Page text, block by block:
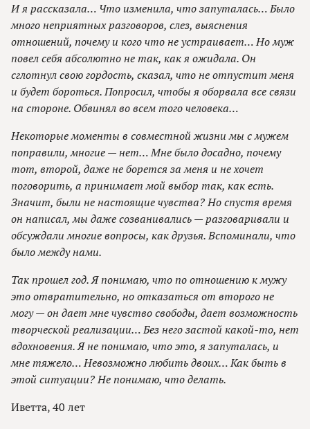
И я рассказала… Что изменила, что запуталась… Было
много неприятных разговоров, слез, выяснения
отношений, почему и кого что не устраивает… Но муж
повел себя абсолютно не так, как я ожидала. Он
сглотнул свою гордость, сказал, что не отпустит меня
и будет бороться. Попросил, чтобы я оборвала все связи
на стороне. Обвинял во всем того человека…
Некоторые моменты в совместной жизни мы с мужем
поправили, многие — нет… Мне было досадно, почему
тот, второй, даже не борется за меня и не хочет
поговорить, а принимает мой выбор так, как есть.
Значит, были не настоящие чувства? Но спустя время
он написал, мы даже созванивались — разговаривали и
обсуждали многие вопросы, как друзья. Вспоминали, что
было между нами.
Так прошел год. Я понимаю, что по отношению к мужу
это отвратительно, но отказаться от второго не
могу — он дает мне чувство свободы, дает возможность
творческой реализации… Без него застой какой-то, нет
вдохновения. Я не понимаю, что это, я запуталась, и
мне тяжело… Невозможно любить двоих… Как быть в
этой ситуации? Не понимаю, что делать.
Иветта, 40 лет